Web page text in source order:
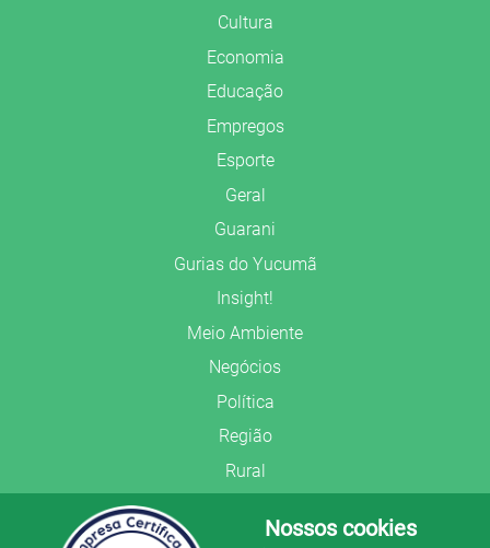
Cultura
Economia
Educação
Empregos
Esporte
Geral
Guarani
Gurias do Yucumã
Insight!
Meio Ambiente
Negócios
Política
Região
Rural
Segurança PúblicaNossos cookies